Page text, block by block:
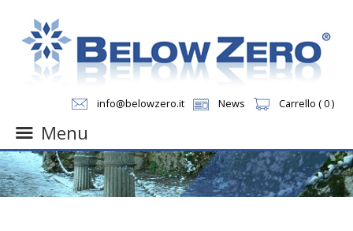
info@belowzero.it News Carrello ( 0 )
Menu
Skip
to
content